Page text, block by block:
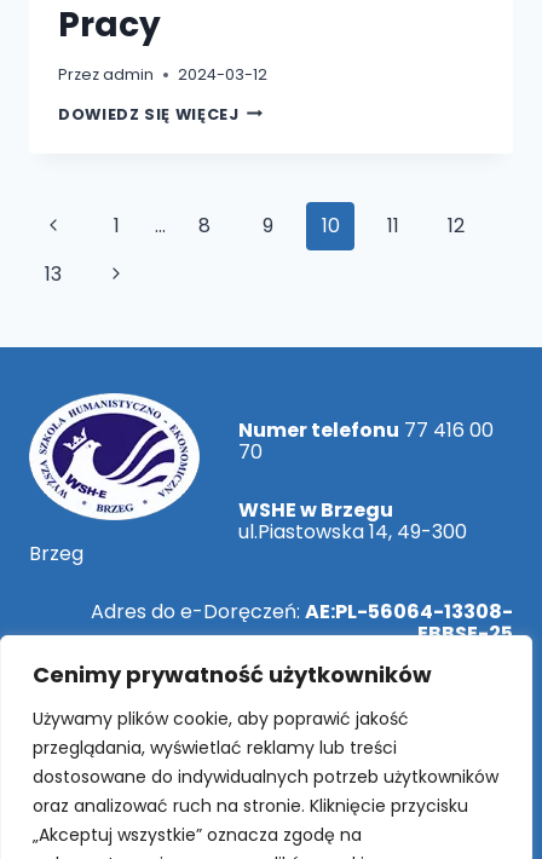
Cenimy prywatność użytkowników
Używamy plików cookie, aby poprawić jakość
przeglądania, wyświetlać reklamy lub treści
dostosowane do indywidualnych potrzeb użytkowników
oraz analizować ruch na stronie. Kliknięcie przycisku
„Akceptuj wszystkie” oznacza zgodę na
Pracy
Przezadmin
2024-03-12
DOWIEDZ SIĘ WIĘCEJWSH-
EDUKACJI
Nawigacja
strony
Poprzednia
strona
1 … 8 9 10 11
12
13
Następna
Numer telefonu 77 416 00
70
WSHE w Brzegu
ul.Piastowska 14, 49-300
Brzeg
Adres do e-Doręczeń: AE:PL-56064-13308-
EBBSE-25
ePUAP: /WSHEBrzeg/SkrytkaESP
Rekrutacja Online!